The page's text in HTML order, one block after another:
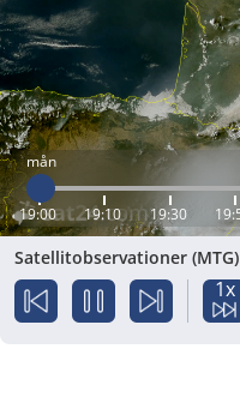
mån
19:00 19:10 19:30
Satellitobservationer
1x